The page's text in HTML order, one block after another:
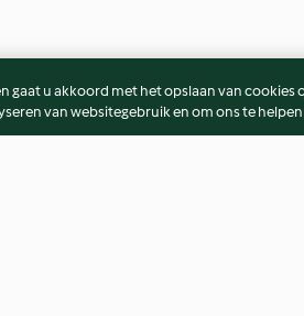
gaat u akkoord met het opslaan van
van websitegebruik en om ons te